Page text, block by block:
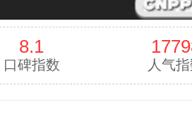
8.1
口碑指数 人气